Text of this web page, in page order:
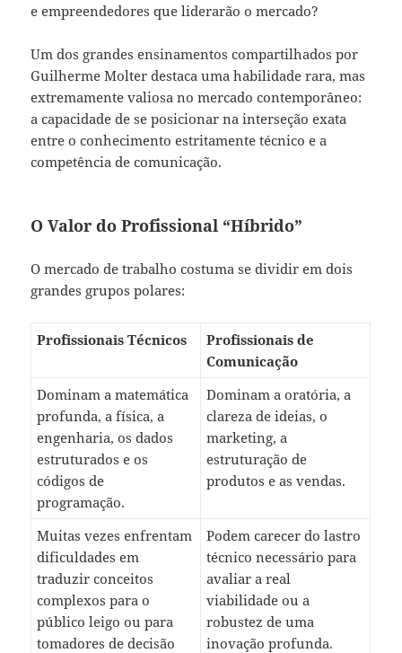
e empreendedores que liderarão o mercado?
Um dos grandes ensinamentos compartilhados por
Guilherme Molter destaca uma habilidade rara, mas
extremamente valiosa no mercado contemporâneo:
a capacidade de se posicionar na interseção exata
entre o conhecimento estritamente técnico e a
competência de comunicação.
O Valor do Profissional “Híbrido”
O mercado de trabalho costuma se dividir em dois
grandes grupos polares:
Profissionais Técnicos
Profissionais de
Comunicação
Dominam a matemática
profunda, a física, a
engenharia, os dados
estruturados e os
códigos de
programação.
Dominam a oratória, a
clareza de ideias, o
marketing, a
estruturação de
produtos e as vendas.
Muitas vezes enfrentam
dificuldades em
traduzir conceitos
complexos para o
público leigo ou para
tomadores de decisão
Podem carecer do lastro
técnico necessário para
avaliar a real
viabilidade ou a
robustez de uma
inovação profunda.